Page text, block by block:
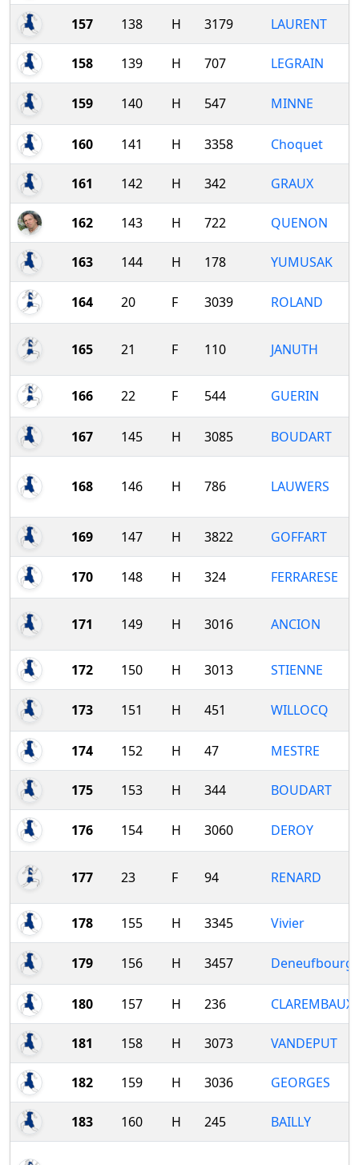
157 138 H 3179 LAURENT
158 139 H 707 LEGRAIN
159 140 H 547 MINNE
160 141 H 3358 Choquet
161 142 H 342 GRAUX
162 143 H 722 QUENON
163 144 H 178 YUMUSAK
164 20 F 3039 ROLAND
165 21 F 110 JANUTH
166 22 F 544 GUERIN
167 145 H 3085 BOUDART
168 146 H 786 LAUWERS
169 147 H 3822 GOFFART
170 148 H 324 FERRARESE
171 149 H 3016 ANCION
172 150 H 3013 STIENNE
173 151 H 451 WILLOCQ
174 152 H 47 MESTRE
175 153 H 344 BOUDART
176 154 H 3060 DEROY
177 23 F 94 RENARD
178 155 H 3345 Vivier
179 156 H 3457 Deneufbourg
180 157 H 236 CLAREMBAUX
181 158 H 3073 VANDEPUT
182 159 H 3036 GEORGES
183 160 H 245 BAILLY